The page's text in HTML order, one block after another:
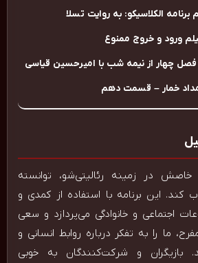
الکلاسیکو: به روایت تسلا
ورود و خروج ممنوع
چهار از نیمه شب با امیرحسین قیاسی
خمار – قسمت دهم
خاصش در زمینه رئالیتی‌شو، توانسته
کند. این برنامه با استفاده از کمدی و
اجتماعی و خانوادگی می‌پردازد و سعی
ما را به تفکر درباره روابط انسانی و
بازیگران و شرکت‌کنندگان به خوبی